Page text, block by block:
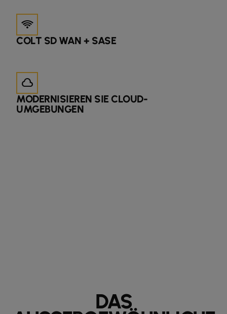
android_wifi_4_bar
COLT SD WAN + SASE
cloud
MODERNISIEREN SIE CLOUD-
UMGEBUNGEN
DAS